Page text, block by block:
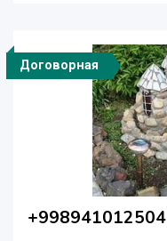
Договорная
+998941012504